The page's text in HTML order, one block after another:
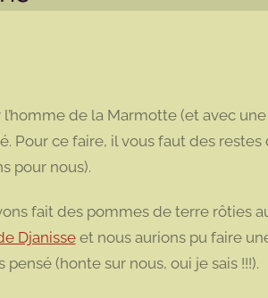
de la Marmotte (et avec
Pour ce faire, il vous faut des
pour nous).
fait des pommes de terre rôties
Djanisseet nous aurions pu faire
pensé (honte sur nous, oui je sais !!!).